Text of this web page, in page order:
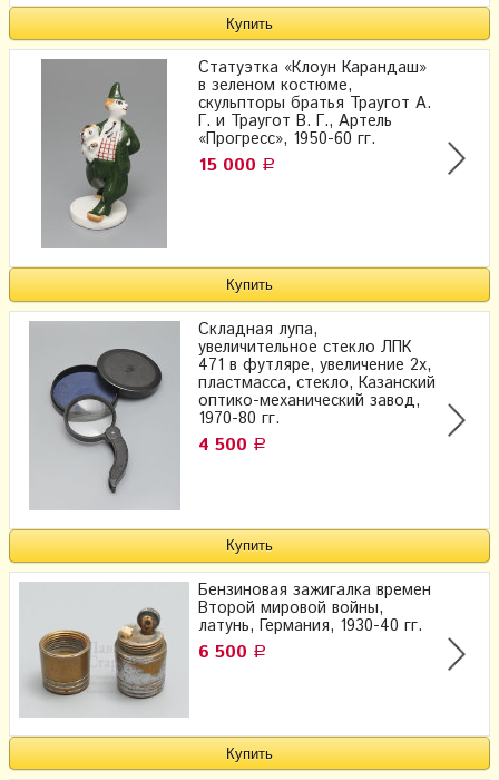
Статуэтка «Клоун Карандаш»
в зеленом костюме,
скульпторы братья Траугот А.
Г. и Траугот В. Г., Артель
«Прогресс», 1950-60 гг.
15 000 Р
Складная лупа,
увеличительное стекло ЛПК
471 в футляре, увеличение 2х,
пластмасса, стекло, Казанский
оптико-механический завод,
1970-80 гг.
4 500 Р
Бензиновая зажигалка времен
Второй мировой войны,
латунь, Германия, 1930-40 гг.
6 500 Р